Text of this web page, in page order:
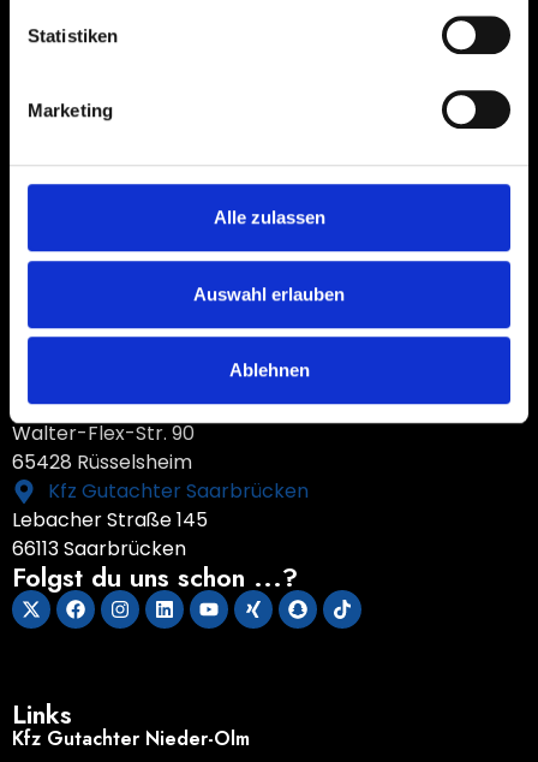
Statistiken
Marketing
Alle zulassen
Auswahl erlauben
Ablehnen
Links
Kfz Gutachter Nieder-Olm
Besuchen Sie uns:
Kfz Gutachter Nieder-Olm
Am Hahnenbusch 2
Darmstädter Landstraße 2
Kfz Gutachter Rüsselsheim
Walter-Flex-Str. 90
65428 Rüsselsheim
Kfz Gutachter Saarbrücken
Lebacher Straße 145
66113 Saarbrücken
Folgst du uns schon ...?